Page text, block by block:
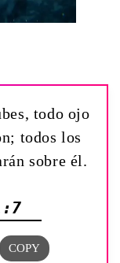
todo ojo
todos los
sobre él.